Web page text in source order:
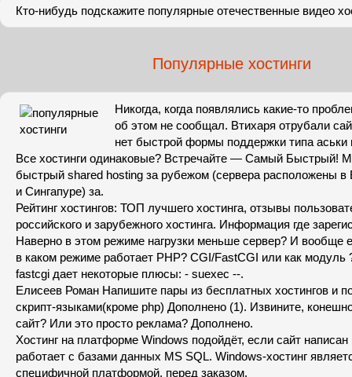
Кто-нибудь подскажите популярные отечественные видео
Популярные хостинги
Никогда, когда появлялись какие-то
об этом не сообщал. Втихаря отрубали
нет быстрой формы поддержки типа аськи
Все хостинги одинаковые? Встречайте — Самый Быстрый!
быстрый shared hosting за рубежом (сервера расположены
и Сингапуре) за.
Рейтинг хостингов: ТОП лучшего хостинга, отзывы
российского и зарубежного хостинга. Информация где
Наверно в этом режиме нагрузки меньше сервер? И вообще
в каком режиме работает PHP? CGI/FastCGI или как модуль
fastcgi дает некоторые плюсы: - suexec --.
Елисеев Роман Напишите пары из бесплатных хостингов и
скрипт-языками(кроме php) Дополнено (1). Извините,
сайт? Или это просто реклама? Дополнено.
Хостинг на платформе Windows подойдёт, если сайт
работает с базами данных MS SQL. Windows-хостинг
специфичной платформой, перед заказом.